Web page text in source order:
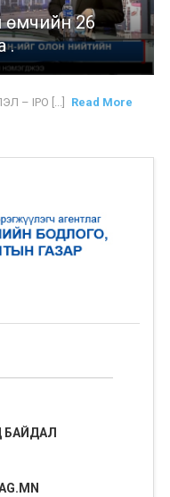
өмчийн 26
.
– IPO [...] Read More
БАЙДАЛ